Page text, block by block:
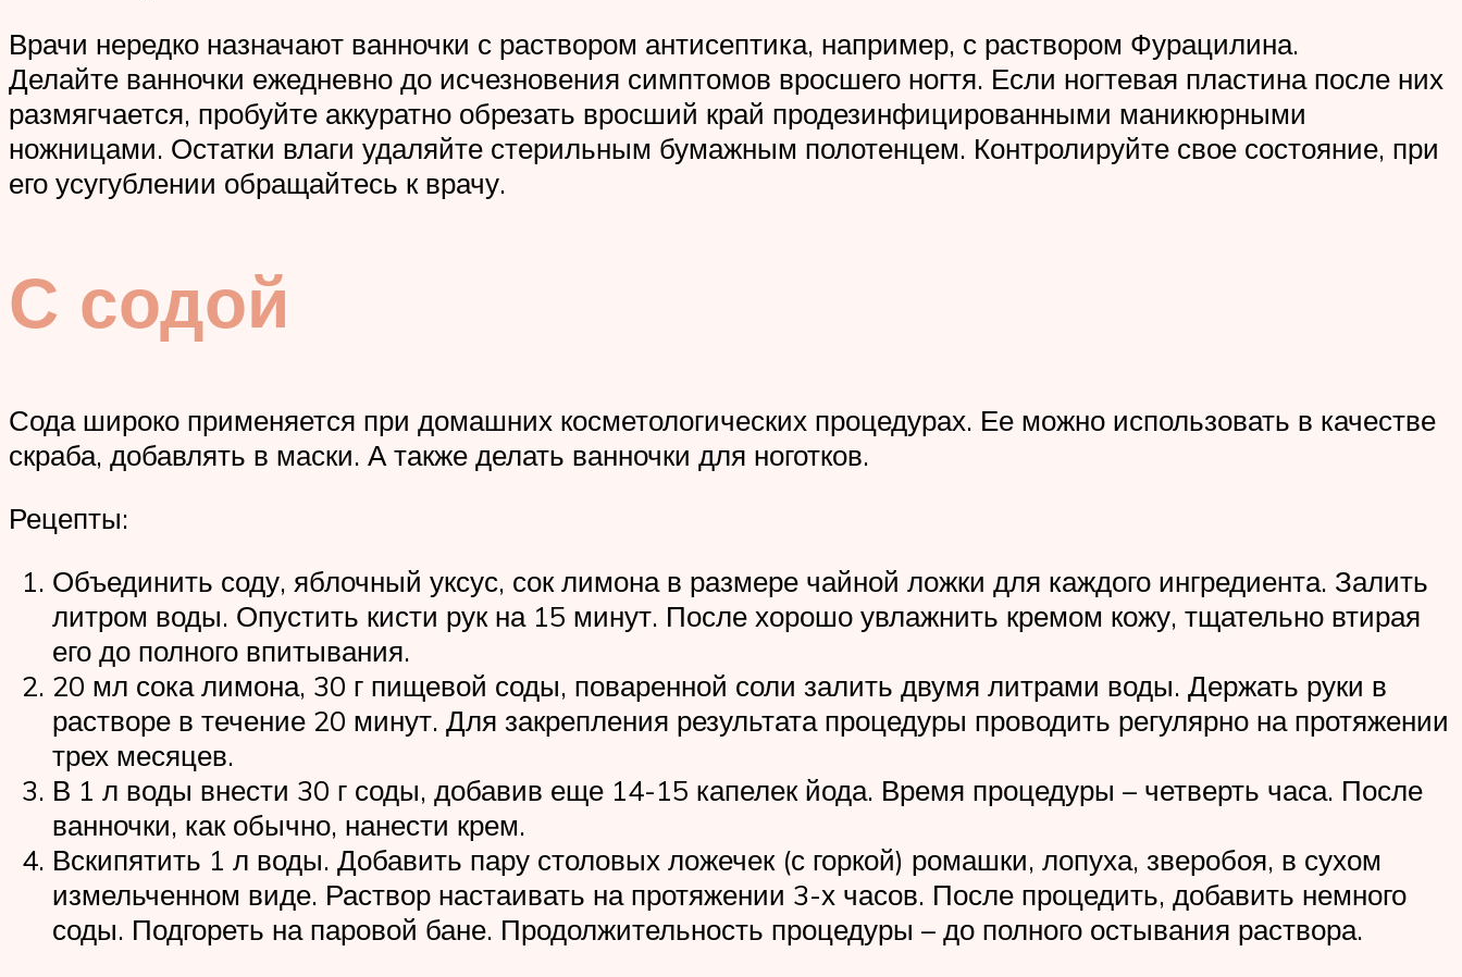
Врачи нередко назначают ванночки с раствором антисептика, например, с раствором Фурацилина.
Делайте ванночки ежедневно до исчезновения симптомов вросшего ногтя. Если ногтевая пластина после них
размягчается, пробуйте аккуратно обрезать вросший край продезинфицированными маникюрными
ножницами. Остатки влаги удаляйте стерильным бумажным полотенцем. Контролируйте свое состояние, при
его усугублении обращайтесь к врачу.
С содой
Сода широко применяется при домашних косметологических процедурах. Ее можно использовать в качестве
скраба, добавлять в маски. А также делать ванночки для ноготков.
Рецепты:
Объединить соду, яблочный уксус, сок лимона в размере чайной ложки для каждого ингредиента. Залить
литром воды. Опустить кисти рук на 15 минут. После хорошо увлажнить кремом кожу, тщательно втирая
его до полного впитывания.
20 мл сока лимона, 30 г пищевой соды, поваренной соли залить двумя литрами воды. Держать руки в
растворе в течение 20 минут. Для закрепления результата процедуры проводить регулярно на протяжении
трех месяцев.
В 1 л воды внести 30 г соды, добавив еще 14-15 капелек йода. Время процедуры – четверть часа. После
ванночки, как обычно, нанести крем.
Вскипятить 1 л воды. Добавить пару столовых ложечек (с горкой) ромашки, лопуха, зверобоя, в сухом
измельченном виде. Раствор настаивать на протяжении 3-х часов. После процедить, добавить немного
соды. Подгореть на паровой бане. Продолжительность процедуры – до полного остывания раствора.